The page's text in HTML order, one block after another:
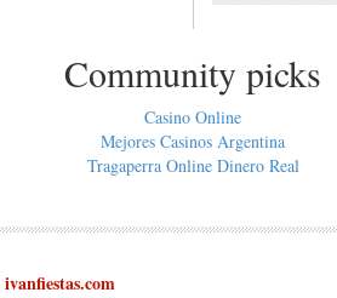
Community picks
Casino Online
Mejores Casinos Argentina
Tragaperra Online Dinero Real
ivanfiestas.com